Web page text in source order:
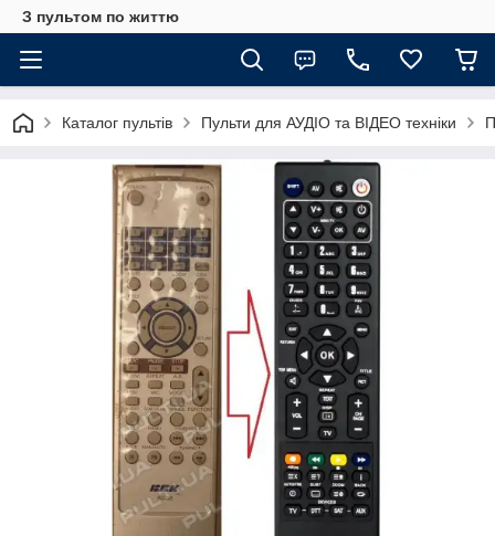
З пультом по життю
Каталог пультів Пульти для АУДІО та ВІДЕО техніки